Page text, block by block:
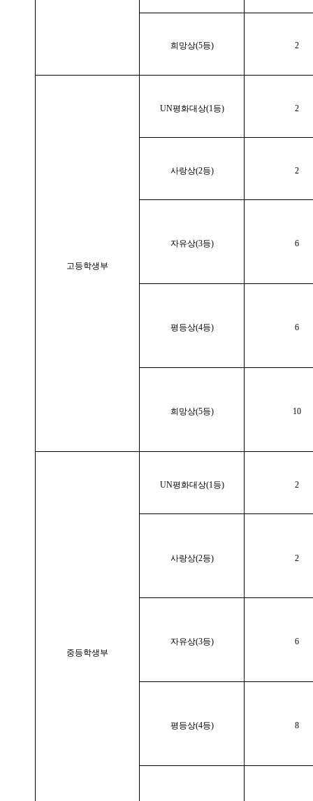
희망상(5등) 2
고등학생부
UN평화대상(1등) 2
사랑상(2등) 2
자유상(3등) 6
평등상(4등) 6
희망상(5등) 10
중등학생부
UN평화대상(1등) 2
사랑상(2등) 2
자유상(3등) 6
평등상(4등) 8